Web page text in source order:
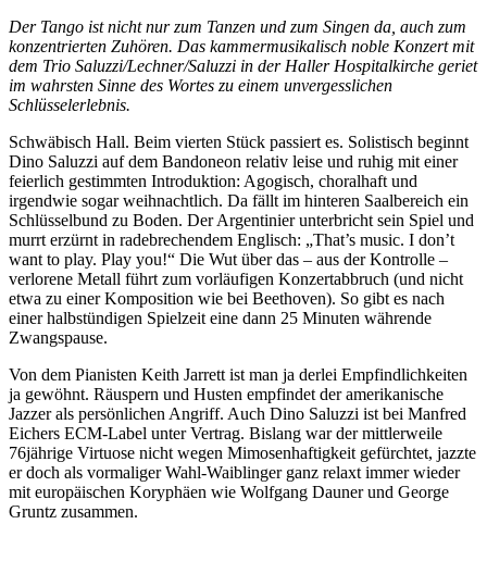
Der Tango ist nicht nur zum Tanzen und zum Singen da, auch zum
konzentrierten Zuhören. Das kammermusikalisch noble Konzert mit
dem Trio Saluzzi/Lechner/Saluzzi in der Haller Hospitalkirche geriet
im wahrsten Sinne des Wortes zu einem unvergesslichen
Schlüsselerlebnis.
Schwäbisch Hall. Beim vierten Stück passiert es. Solistisch beginnt
Dino Saluzzi auf dem Bandoneon relativ leise und ruhig mit einer
feierlich gestimmten Introduktion: Agogisch, choralhaft und
irgendwie sogar weihnachtlich. Da fällt im hinteren Saalbereich ein
Schlüsselbund zu Boden. Der Argentinier unterbricht sein Spiel und
murrt erzürnt in radebrechendem Englisch: „That’s music. I don’t
want to play. Play you!“ Die Wut über das – aus der Kontrolle –
verlorene Metall führt zum vorläufigen Konzertabbruch (und nicht
etwa zu einer Komposition wie bei Beethoven). So gibt es nach
einer halbstündigen Spielzeit eine dann 25 Minuten währende
Zwangspause.
Von dem Pianisten Keith Jarrett ist man ja derlei Empfindlichkeiten
ja gewöhnt. Räuspern und Husten empfindet der amerikanische
Jazzer als persönlichen Angriff. Auch Dino Saluzzi ist bei Manfred
Eichers ECM-Label unter Vertrag. Bislang war der mittlerweile
76jährige Virtuose nicht wegen Mimosenhaftigkeit gefürchtet, jazzte
er doch als vormaliger Wahl-Waiblinger ganz relaxt immer wieder
mit europäischen Koryphäen wie Wolfgang Dauner und George
Gruntz zusammen.